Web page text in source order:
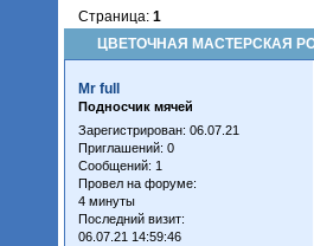
ЦВЕТОЧНАЯ МАСТЕРСКАЯ
Страница: 1
Mr full
Подносчик мячей
Зарегистрирован: 06.07.21
Приглашений: 0
Сообщений: 1
Провел на форуме:
4 минуты
Последний визит:
06.07.21 14:59:46